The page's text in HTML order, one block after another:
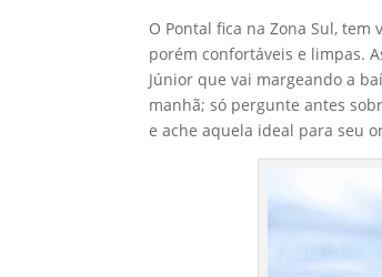
O Pontal fica na Zona Sul, tem
porém confortáveis e limpas.
Júnior que vai margeando a
manhã; só pergunte antes
e ache aquela ideal para seu